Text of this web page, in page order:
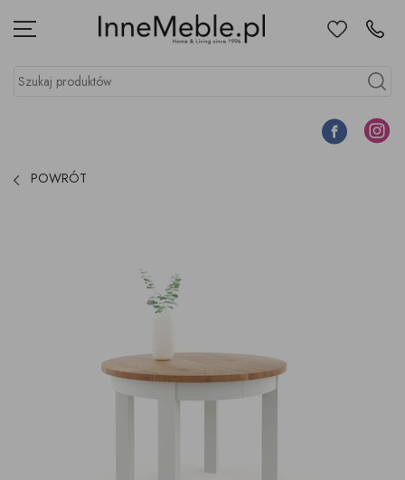
Menu UlubioneKontakt
Szukaj produktów
Szukaj
Facebook
POWRÓT